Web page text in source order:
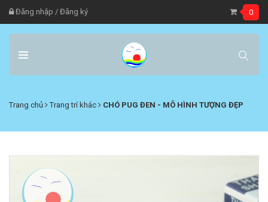
Đăng nhập / Đăng ký 0
Trang chủ Trang trí khác CHÓ PUG ĐEN - MÔ HÌNH TƯỢNG ĐẸP